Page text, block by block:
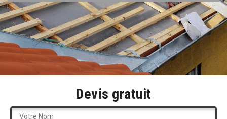
Devis gratuit